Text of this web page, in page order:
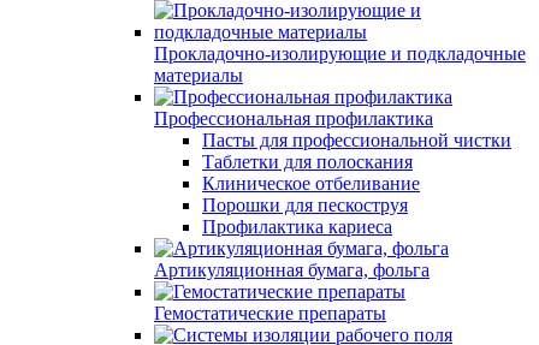
Прокладочно-изолирующие и подкладочные
материалы
Профессиональная профилактика
Пасты для профессиональной чистки
Таблетки для полоскания
Клиническое отбеливание
Порошки для пескоструя
Профилактика кариеса
Артикуляционная бумага, фольга
Гемостатические препараты